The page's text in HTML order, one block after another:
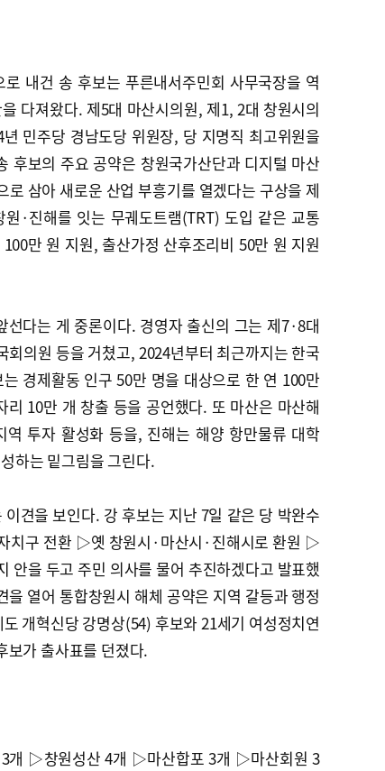
로 내건 송 후보는 푸른내서주민회 사무국장을 역
다져왔다. 제5대 마산시의원, 제1, 2대 창원시의
민주당 경남도당 위원장, 당 지명직 최고위원을
후보의 주요 공약은 창원국가산단과 디지털 마산
삼아 새로운 산업 부흥기를 열겠다는 구상을 제
·진해를 잇는 무궤도트램(TRT) 도입 같은 교통
만 원 지원, 출산가정 산후조리비 50만 원 지원
다는 게 중론이다. 경영자 출신의 그는 제7·8대
의원 등을 거쳤고, 2024년부터 최근까지는 한국
경제활동 인구 50만 명을 대상으로 한 연 100만
10만 개 창출 등을 공언했다. 또 마산은 마산해
역 투자 활성화 등을, 진해는 해양 항만물류 대학
하는 밑그림을 그린다.
견을 보인다. 강 후보는 지난 7일 같은 당 박완수
치구 전환 ▷옛 창원시·마산시·진해시로 환원 ▷
을 두고 주민 의사를 물어 추진하겠다고 발표했
열어 통합창원시 해체 공약은 지역 갈등과 행정
개혁신당 강명상(54) 후보와 21세기 여성정치연
보가 출사표를 던졌다.
개 ▷창원성산 4개 ▷마산합포 3개 ▷마산회원 3